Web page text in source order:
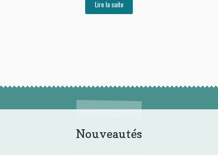
Lire la suite
Nouveautés